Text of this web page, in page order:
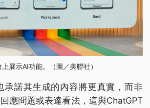
展示AI功能。（圖／美聯社）
承諾其生成的內容將更真實，而非
應問題或表達看法，這與ChatGPT